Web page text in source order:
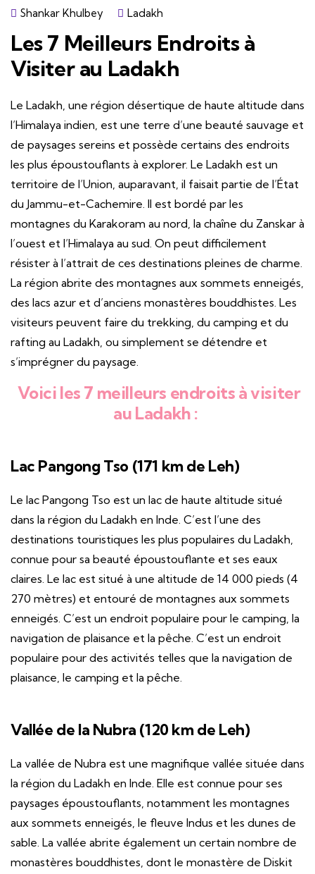
Shankar Khulbey Ladakh
Les 7 Meilleurs Endroits à
Visiter au Ladakh
Le Ladakh, une région désertique de haute altitude dans
l’Himalaya indien, est une terre d’une beauté sauvage et
de paysages sereins et possède certains des endroits
les plus époustouflants à explorer. Le Ladakh est un
territoire de l’Union, auparavant, il faisait partie de l’État
du Jammu-et-Cachemire. Il est bordé par les
montagnes du Karakoram au nord, la chaîne du Zanskar à
l’ouest et l’Himalaya au sud. On peut difficilement
résister à l’attrait de ces destinations pleines de charme.
La région abrite des montagnes aux sommets enneigés,
des lacs azur et d’anciens monastères bouddhistes. Les
visiteurs peuvent faire du trekking, du camping et du
rafting au Ladakh, ou simplement se détendre et
s’imprégner du paysage.
Voici les 7 meilleurs endroits à visiter
au Ladakh :
Lac Pangong Tso (171 km de Leh)
Le lac Pangong Tso est un lac de haute altitude situé
dans la région du Ladakh en Inde. C’est l’une des
destinations touristiques les plus populaires du Ladakh,
connue pour sa beauté époustouflante et ses eaux
claires. Le lac est situé à une altitude de 14 000 pieds (4
270 mètres) et entouré de montagnes aux sommets
enneigés. C’est un endroit populaire pour le camping, la
navigation de plaisance et la pêche. C’est un endroit
populaire pour des activités telles que la navigation de
plaisance, le camping et la pêche.
Vallée de la Nubra (120 km de Leh)
La vallée de Nubra est une magnifique vallée située dans
la région du Ladakh en Inde. Elle est connue pour ses
paysages époustouflants, notamment les montagnes
aux sommets enneigés, le fleuve Indus et les dunes de
sable. La vallée abrite également un certain nombre de
monastères bouddhistes, dont le monastère de Diskit